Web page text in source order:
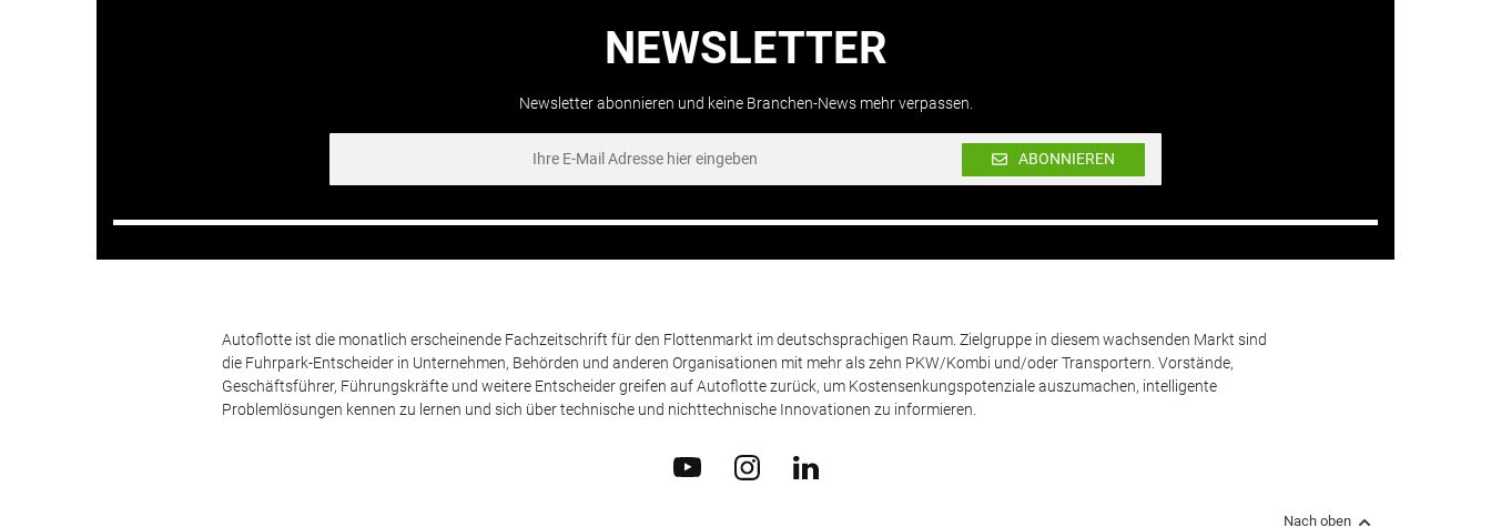
NEWSLETTER
Newsletter abonnieren und keine Branchen-News mehr verpassen.
ABONNIEREN
Autoflotte ist die monatlich erscheinende Fachzeitschrift für den Flottenmarkt im deutschsprachigen Raum. Zielgruppe in diesem wachsenden Markt sind
die Fuhrpark-Entscheider in Unternehmen, Behörden und anderen Organisationen mit mehr als zehn PKW/Kombi und/oder Transportern. Vorstände,
Geschäftsführer, Führungskräfte und weitere Entscheider greifen auf Autoflotte zurück, um Kostensenkungspotenziale auszumachen, intelligente
Problemlösungen kennen zu lernen und sich über technische und nichttechnische Innovationen zu informieren.
Nach oben